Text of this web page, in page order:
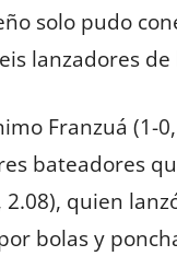
solo pudo
lanzadores de
Franzuá (1-
bateadores
2.08), quien
bolas y